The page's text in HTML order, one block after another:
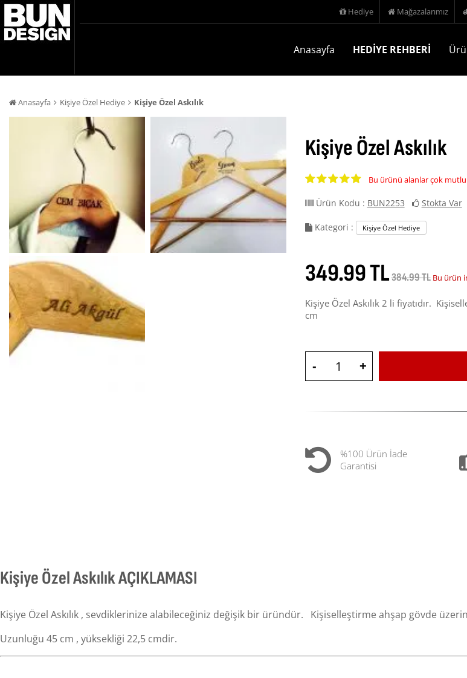
Hediye Mağazalarımız
Anasayfa HEDİYE REHBERİ
Anasayfa Kişiye Özel Hediye Kişiye Özel Askılık
Kişiye Özel Askılık
Bu ürünü alanlar çok
Ürün Kodu : BUN2253 Stokta Var
Kategori : Kişiye Özel Hediye
349.99 TL384.99 TL Bu ürün
Kişiye Özel Askılık 2 li fiyatıdır.
cm
- +
%100 Ürün İade
Garantisi
Kişiye Özel Askılık AÇIKLAMASI
Kişiye Özel Askılık , sevdiklerinize alabileceğiniz değişik bir üründür. Kişiselleştirme ahşap gövde
Uzunluğu 45 cm , yüksekliği 22,5 cmdir.